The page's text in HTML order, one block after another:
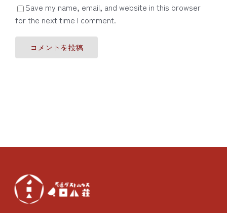
Save my name, email, and website in this browser
for the next time I comment.